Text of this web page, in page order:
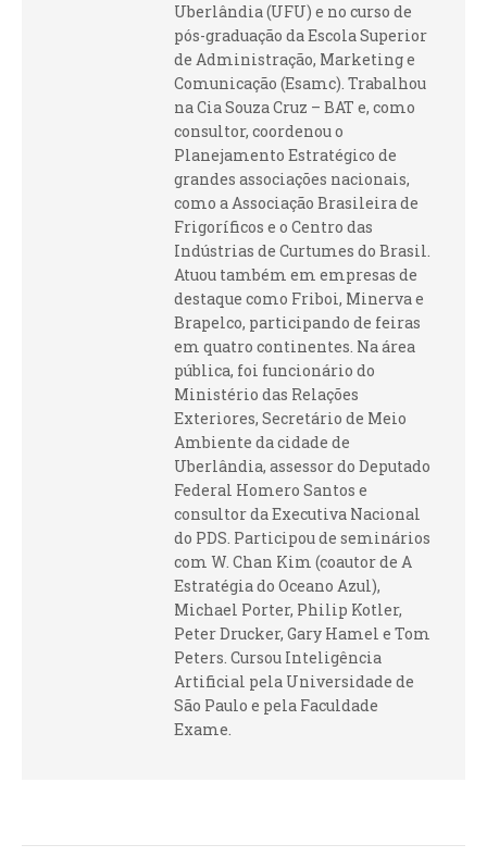
Uberlândia (UFU) e no curso de
pós-graduação da Escola Superior
de Administração, Marketing e
Comunicação (Esamc). Trabalhou
na Cia Souza Cruz – BAT e, como
consultor, coordenou o
Planejamento Estratégico de
grandes associações nacionais,
como a Associação Brasileira de
Frigoríficos e o Centro das
Indústrias de Curtumes do Brasil.
Atuou também em empresas de
destaque como Friboi, Minerva e
Brapelco, participando de feiras
em quatro continentes. Na área
pública, foi funcionário do
Ministério das Relações
Exteriores, Secretário de Meio
Ambiente da cidade de
Uberlândia, assessor do Deputado
Federal Homero Santos e
consultor da Executiva Nacional
do PDS. Participou de seminários
com W. Chan Kim (coautor de A
Estratégia do Oceano Azul),
Michael Porter, Philip Kotler,
Peter Drucker, Gary Hamel e Tom
Peters. Cursou Inteligência
Artificial pela Universidade de
São Paulo e pela Faculdade
Exame.